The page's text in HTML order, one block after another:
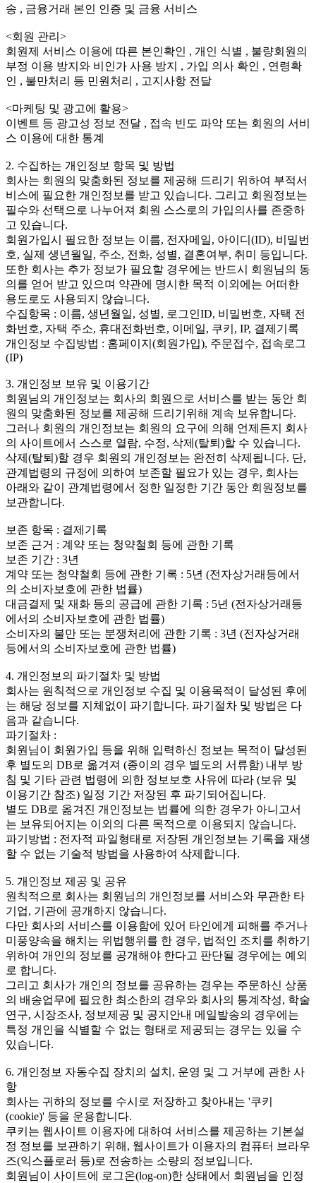
송 , 금융거래 본인 인증 및 금융 서비스
<회원 관리>
회원제 서비스 이용에 따른 본인확인 , 개인 식별 , 불량회원의
부정 이용 방지와 비인가 사용 방지 , 가입 의사 확인 , 연령확
인 , 불만처리 등 민원처리 , 고지사항 전달
<마케팅 및 광고에 활용>
이벤트 등 광고성 정보 전달 , 접속 빈도 파악 또는 회원의 서비
스 이용에 대한 통계
2. 수집하는 개인정보 항목 및 방법
회사는 회원의 맞춤화된 정보를 제공해 드리기 위하여 부적서
비스에 필요한 개인정보를 받고 있습니다. 그리고 회원정보는
필수와 선택으로 나누어져 회원 스스로의 가입의사를 존중하
고 있습니다.
회원가입시 필요한 정보는 이름, 전자메일, 아이디(ID), 비밀번
호, 실제 생년월일, 주소, 전화, 성별, 결혼여부, 취미 등입니다.
또한 회사는 추가 정보가 필요할 경우에는 반드시 회원님의 동
의를 얻어 받고 있으며 약관에 명시한 목적 이외에는 어떠한
용도로도 사용되지 않습니다.
수집항목 : 이름, 생년월일, 성별, 로그인ID, 비밀번호, 자택 전
화번호, 자택 주소, 휴대전화번호, 이메일, 쿠키, IP, 결제기록
개인정보 수집방법 : 홈페이지(회원가입), 주문접수, 접속로그
(IP)
3. 개인정보 보유 및 이용기간
회원님의 개인정보는 회사의 회원으로 서비스를 받는 동안 회
원의 맞춤화된 정보를 제공해 드리기위해 계속 보유합니다.
그러나 회원의 개인정보는 회원의 요구에 의해 언제든지 회사
의 사이트에서 스스로 열람, 수정, 삭제(탈퇴)할 수 있습니다.
삭제(탈퇴)할 경우 회원의 개인정보는 완전히 삭제됩니다. 단,
관계법령의 규정에 의하여 보존할 필요가 있는 경우, 회사는
아래와 같이 관계법령에서 정한 일정한 기간 동안 회원정보를
보관합니다.
보존 항목 : 결제기록
보존 근거 : 계약 또는 청약철회 등에 관한 기록
보존 기간 : 3년
계약 또는 청약철회 등에 관한 기록 : 5년 (전자상거래등에서
의 소비자보호에 관한 법률)
대금결제 및 재화 등의 공급에 관한 기록 : 5년 (전자상거래등
에서의 소비자보호에 관한 법률)
소비자의 불만 또는 분쟁처리에 관한 기록 : 3년 (전자상거래
등에서의 소비자보호에 관한 법률)
4. 개인정보의 파기절차 및 방법
회사는 원칙적으로 개인정보 수집 및 이용목적이 달성된 후에
는 해당 정보를 지체없이 파기합니다. 파기절차 및 방법은 다
음과 같습니다.
파기절차 :
회원님이 회원가입 등을 위해 입력하신 정보는 목적이 달성된
후 별도의 DB로 옮겨져 (종이의 경우 별도의 서류함) 내부 방
침 및 기타 관련 법령에 의한 정보보호 사유에 따라 (보유 및
이용기간 참조) 일정 기간 저장된 후 파기되어집니다.
별도 DB로 옮겨진 개인정보는 법률에 의한 경우가 아니고서
는 보유되어지는 이외의 다른 목적으로 이용되지 않습니다.
파기방법 : 전자적 파일형태로 저장된 개인정보는 기록을 재생
할 수 없는 기술적 방법을 사용하여 삭제합니다.
5. 개인정보 제공 및 공유
원칙적으로 회사는 회원님의 개인정보를 서비스와 무관한 타
기업, 기관에 공개하지 않습니다.
다만 회사의 서비스를 이용함에 있어 타인에게 피해를 주거나
미풍양속을 해치는 위법행위를 한 경우, 법적인 조치를 취하기
위하여 개인의 정보를 공개해야 한다고 판단될 경우에는 예외
로 합니다.
그리고 회사가 개인의 정보를 공유하는 경우는 주문하신 상품
의 배송업무에 필요한 최소한의 경우와 회사의 통계작성, 학술
연구, 시장조사, 정보제공 및 공지안내 메일발송의 경우에는
특정 개인을 식별할 수 없는 형태로 제공되는 경우는 있을 수
있습니다.
6. 개인정보 자동수집 장치의 설치, 운영 및 그 거부에 관한 사
항
회사는 귀하의 정보를 수시로 저장하고 찾아내는 '쿠키
(cookie)' 등을 운용합니다.
쿠키는 웹사이트 이용자에 대하여 서비스를 제공하는 기본설
정 정보를 보관하기 위해, 웹사이트가 이용자의 컴퓨터 브라우
즈(익스플로러 등)로 전송하는 소량의 정보입니다.
회원님이 사이트에 로그온(log-on)한 상태에서 회원님을 인정